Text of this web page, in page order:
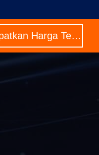
Dapatkan Harga Terbaik